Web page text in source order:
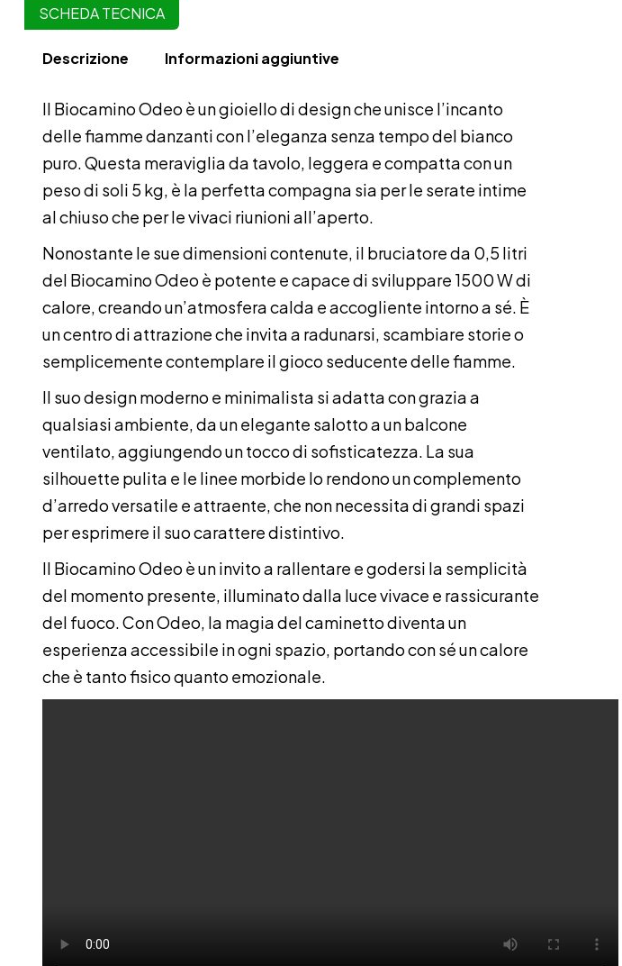
SCHEDA TECNICA
Descrizione Informazioni aggiuntive
Il Biocamino Odeo è un gioiello di design che unisce l’incanto
delle fiamme danzanti con l’eleganza senza tempo del bianco
puro. Questa meraviglia da tavolo, leggera e compatta con un
peso di soli 5 kg, è la perfetta compagna sia per le serate intime
al chiuso che per le vivaci riunioni all’aperto.
Nonostante le sue dimensioni contenute, il bruciatore da 0,5 litri
del Biocamino Odeo è potente e capace di sviluppare 1500 W di
calore, creando un’atmosfera calda e accogliente intorno a sé. È
un centro di attrazione che invita a radunarsi, scambiare storie o
semplicemente contemplare il gioco seducente delle fiamme.
Il suo design moderno e minimalista si adatta con grazia a
qualsiasi ambiente, da un elegante salotto a un balcone
ventilato, aggiungendo un tocco di sofisticatezza. La sua
silhouette pulita e le linee morbide lo rendono un complemento
d’arredo versatile e attraente, che non necessita di grandi spazi
per esprimere il suo carattere distintivo.
Il Biocamino Odeo è un invito a rallentare e godersi la semplicità
del momento presente, illuminato dalla luce vivace e rassicurante
del fuoco. Con Odeo, la magia del caminetto diventa un
esperienza accessibile in ogni spazio, portando con sé un calore
che è tanto fisico quanto emozionale.